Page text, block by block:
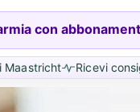
con
Maastricht Ricevi